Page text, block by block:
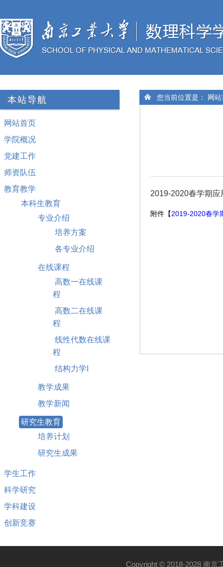
本站导航
网站首页
学院概况
党建工作
师资队伍
教育教学
本科生教育
专业介绍
培养方案
各专业介绍
在线课程
高数一在线课
程
高数二在线课
程
线性代数在线课
程
结构力学I
教学成果
教学新闻
研究生教育
培养计划
研究生成果
学生工作
科学研究
学科建设
创新竞赛
您当前位置是： 网
2019-2020春学期
附件【2019-2020春学
Copyright © 2018-2028 南京